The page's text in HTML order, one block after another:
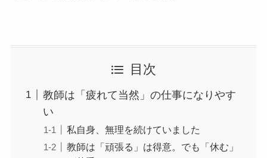
目次
教師は「疲れて当然」の仕事になりやす
い
私自身、無理を続けていました
教師は「頑張る」は得意。でも「休む」